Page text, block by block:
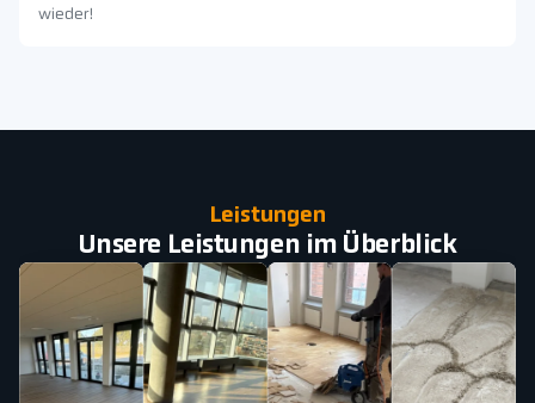
wieder!
Leistungen
Unsere Leistungen im Überblick